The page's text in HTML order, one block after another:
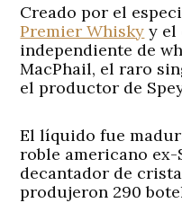
Creado por el
Premier Whisky y el
independiente de
MacPhail, el raro
el productor de
El líquido fue
roble americano ex-
decantador de
produjeron 290